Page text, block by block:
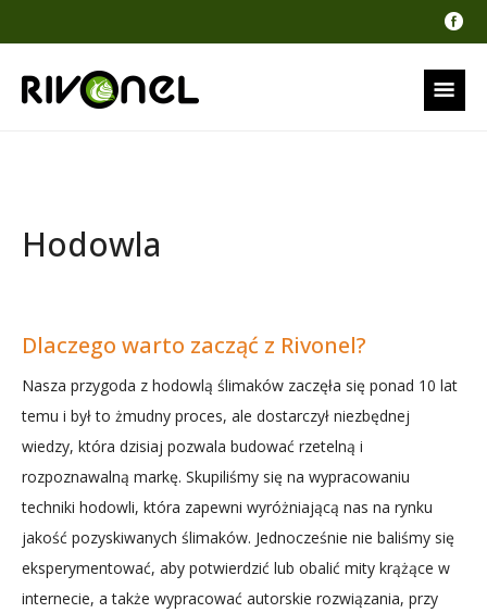
Hodowla
Dlaczego warto zacząć z Rivonel?
Nasza przygoda z hodowlą ślimaków zaczęła się ponad 10 lat
temu i był to żmudny proces, ale dostarczył niezbędnej
wiedzy, która dzisiaj pozwala budować rzetelną i
rozpoznawalną markę. Skupiliśmy się na wypracowaniu
techniki hodowli, która zapewni wyróżniającą nas na rynku
jakość pozyskiwanych ślimaków. Jednocześnie nie baliśmy się
eksperymentować, aby potwierdzić lub obalić mity krążące w
internecie, a także wypracować autorskie rozwiązania, przy